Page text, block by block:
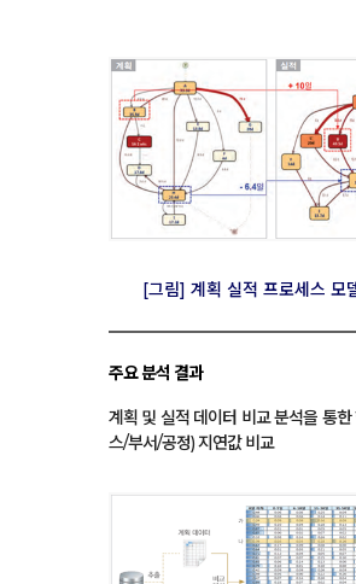
[그림] 계획 실적 프로세스 모
주요 분석 결과
계획 및 실적 데이터 비교 분석을 통한
스/부서/공정) 지연값 비교